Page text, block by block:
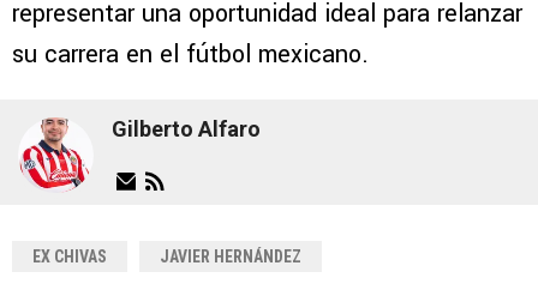
representar una oportunidad ideal para relanzar
su carrera en el fútbol mexicano.
Gilberto Alfaro
EX CHIVAS JAVIER HERNÁNDEZ